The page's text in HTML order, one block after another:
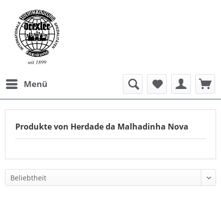
Menü
Produkte von Herdade da Malhadinha Nova